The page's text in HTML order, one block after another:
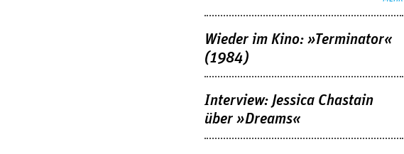
Wieder im Kino: »Terminator«
(1984)
Interview: Jessica Chastain
über »Dreams«